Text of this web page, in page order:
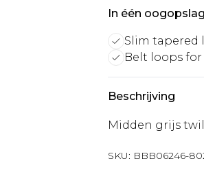
In één oogopslag
Slim tapered
Belt loops
Beschrijving
Midden grijs
SKU: BBB06246-